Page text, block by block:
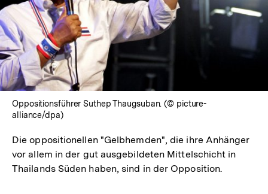
In
Lightbox
öffnen
Oppositionsführer Suthep Thaugsuban. (© picture-
alliance/dpa)
Die oppositionellen "Gelbhemden", die ihre Anhänger
vor allem in der gut ausgebildeten Mittelschicht in
Thailands Süden haben, sind in der Opposition.